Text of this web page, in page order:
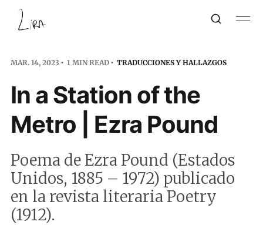
MAR. 14, 2023 1 MIN READ TRADUCCIONES Y HALLAZGOS
In a Station of the
Metro | Ezra Pound
Poema de Ezra Pound (Estados
Unidos, 1885 – 1972) publicado
en la revista literaria Poetry
(1912).